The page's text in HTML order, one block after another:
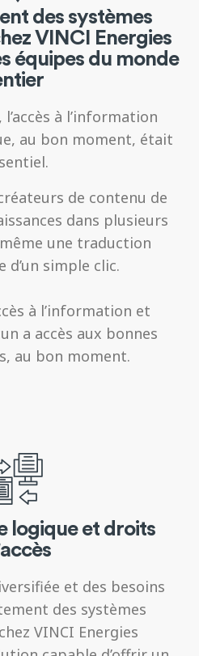
des systèmes
VINCI Energies
équipes du monde
à l’information
au bon moment, était
de contenu de
dans plusieurs
une traduction
d’un simple clic.
à l’information et
a accès aux bonnes
au bon moment.
logique et droits
et des besoins
des systèmes
VINCI Energies